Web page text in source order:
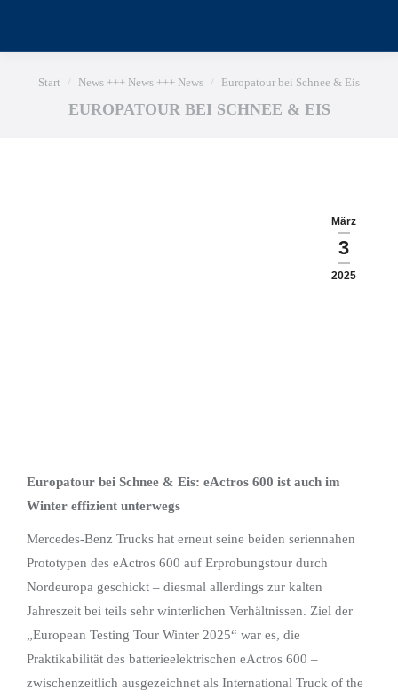
Sie befinden sich hier:
Start News +++ News +++ News Europatour bei Schnee & Eis
EUROPATOUR BEI SCHNEE & EIS
März
3
2025
Europatour bei Schnee & Eis: eActros 600 ist auch im
Winter effizient unterwegs
Mercedes-Benz Trucks hat erneut seine beiden seriennahen
Prototypen des eActros 600 auf Erprobungstour durch
Nordeuropa geschickt – diesmal allerdings zur kalten
Jahreszeit bei teils sehr winterlichen Verhältnissen. Ziel der
„European Testing Tour Winter 2025“ war es, die
Praktikabilität des batterieelektrischen eActros 600 –
zwischenzeitlich ausgezeichnet als International Truck of the